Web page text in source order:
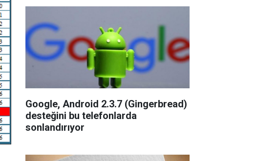
Google, Android 2.3.7 (Gingerbread)
desteğini bu telefonlarda
sonlandırıyor